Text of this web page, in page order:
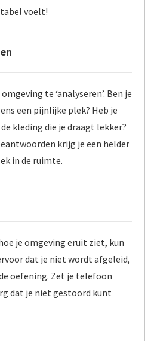
voelt!
te ‘analyseren’. Ben je
een pijnlijke plek? Heb je
kleding die je draagt lekker?
krijg je een helder
in de ruimte.
je omgeving eruit ziet, kun
dat je niet wordt afgeleid,
oefening. Zet je telefoon
dat je niet gestoord kunt